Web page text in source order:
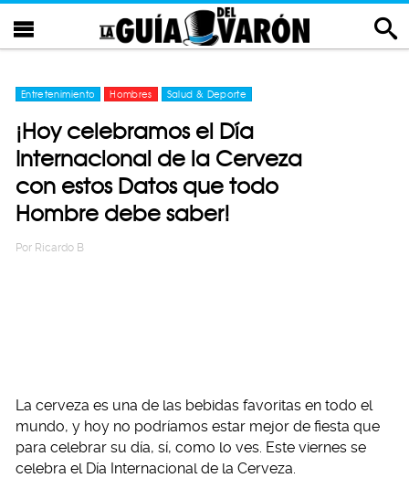
Entretenimiento Hombres Salud & Deporte
¡Hoy celebramos el Día
Internacional de la Cerveza
con estos Datos que todo
Hombre debe saber!
Por Ricardo B
La cerveza es una de las bebidas favoritas en todo el
mundo, y hoy no podríamos estar mejor de fiesta que
para celebrar su día, sí, como lo ves. Este viernes se
celebra el Día Internacional de la Cerveza.